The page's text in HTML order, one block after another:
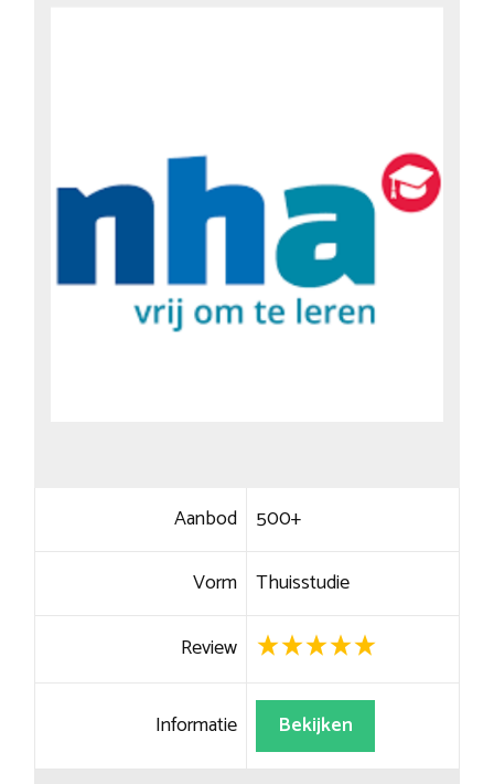
Aanbod 500+
Vorm Thuisstudie
Review
Informatie Bekijken